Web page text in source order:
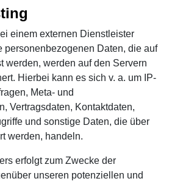
einem externen Dienstleister
personenbezogenen Daten, die auf
werden, werden auf den Servern
Hierbei kann es sich v. a. um IP-
Meta- und
Vertragsdaten, Kontaktdaten,
und sonstige Daten, die über
werden, handeln.
erfolgt zum Zwecke der
unseren potenziellen und